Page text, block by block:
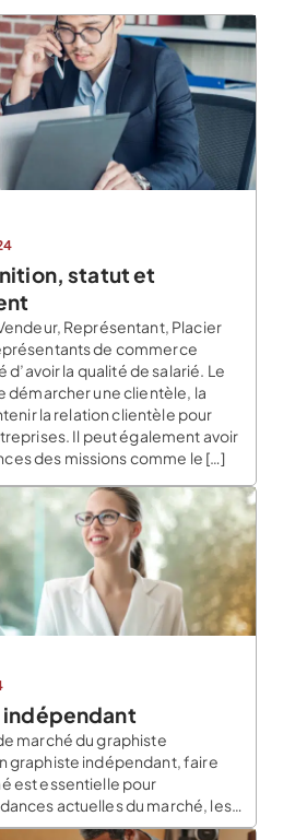
statut et
Représentant, Placier
de commerce
la qualité de salarié. Le
démarcher une clientèle, la
la relation clientèle pour
Il peut également avoir
des missions comme le […]
indépendant
marché du graphiste
graphiste indépendant, faire
est essentielle pour
actuelles du marché, les
la concurrence et les